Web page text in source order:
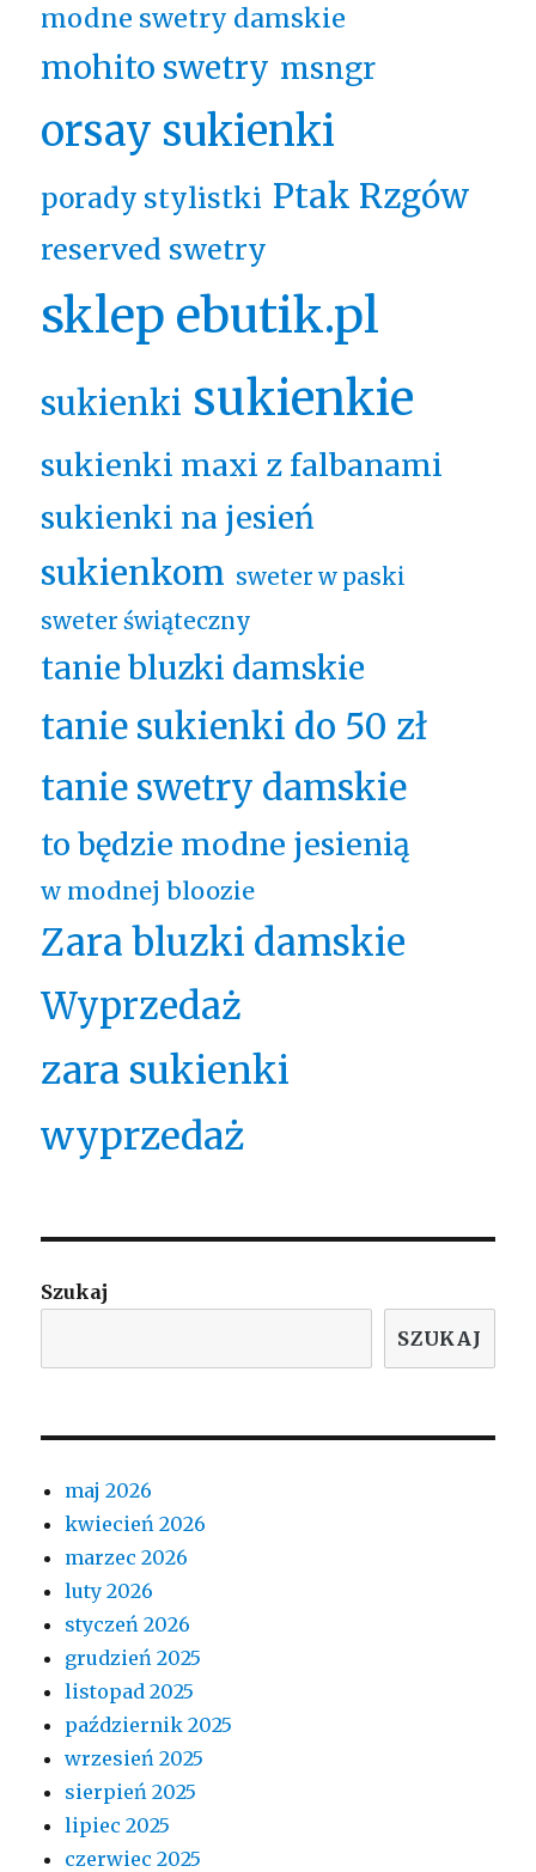
modne swetry damskie
mohito swetry msngr
orsay sukienki
porady stylistki Ptak Rzgów
reserved swetry
sklep ebutik.pl
sukienki sukienkie
sukienki maxi z falbanami
sukienki na jesień
sukienkom sweter w paski
sweter świąteczny
tanie bluzki damskie
tanie sukienki do 50 zł
tanie swetry damskie
to będzie modne jesienią
w modnej bloozie
Zara bluzki damskie
Wyprzedaż
zara sukienki
wyprzedaż
Szukaj
SZUKAJ
maj 2026
kwiecień 2026
marzec 2026
luty 2026
styczeń 2026
grudzień 2025
listopad 2025
październik 2025
wrzesień 2025
sierpień 2025
lipiec 2025
czerwiec 2025